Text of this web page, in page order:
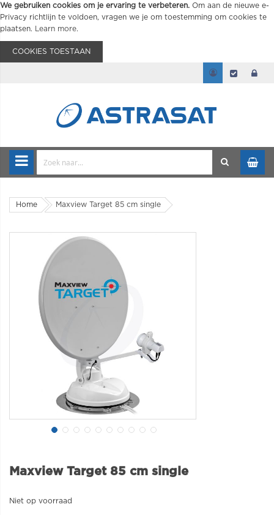
We gebruiken cookies om je ervaring te verbeteren. Om aan de nieuwe e-
Privacy richtlijn te voldoen, vragen we je om toestemming om cookies te
plaatsen.
Learn more.
COOKIES TOESTAAN
Home Maxview Target 85 cm single
Maxview Target 85 cm single
Niet op voorraad